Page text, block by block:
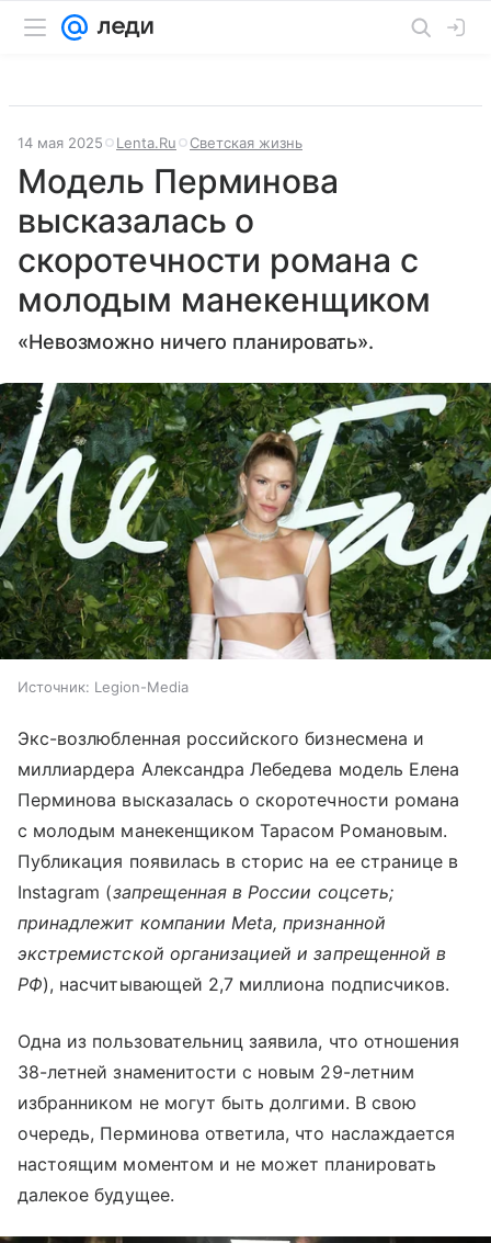
14 мая 2025 Lenta.Ru Светская жизнь
Модель Перминова
высказалась о
скоротечности романа с
молодым манекенщиком
«Невозможно ничего планировать».
Источник: Legion-Media
Экс-возлюбленная российского бизнесмена и
миллиардера Александра Лебедева модель Елена
Перминова высказалась о скоротечности романа
с молодым манекенщиком Тарасом Романовым.
Публикация появилась в сторис на ее странице в
Instagram (запрещенная в России соцсеть;
принадлежит компании Meta, признанной
экстремистской организацией и запрещенной в
РФ), насчитывающей 2,7 миллиона подписчиков.
Одна из пользовательниц заявила, что отношения
38-летней знаменитости с новым 29-летним
избранником не могут быть долгими. В свою
очередь, Перминова ответила, что наслаждается
настоящим моментом и не может планировать
далекое будущее.